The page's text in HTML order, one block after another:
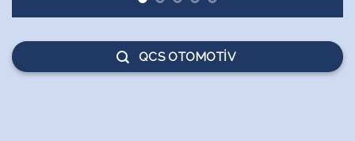
QCS OTOMOTIV